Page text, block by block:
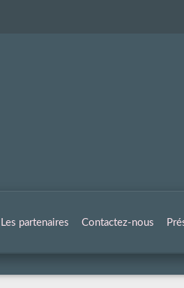
Les partenaires Contactez-nous